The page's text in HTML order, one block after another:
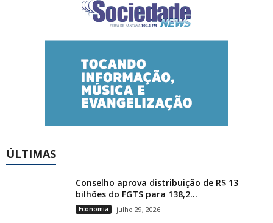
ÚLTIMAS
Conselho aprova distribuição de R$ 13
bilhões do FGTS para 138,2...
Economia julho 29, 2026